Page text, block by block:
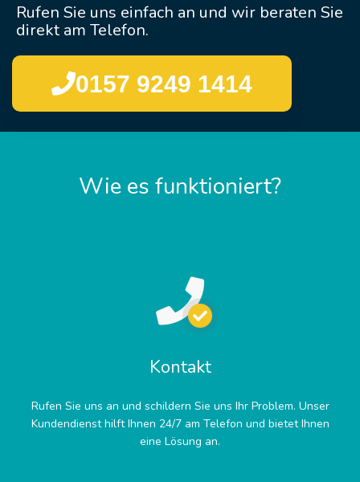
Rufen Sie uns einfach an und wir beraten Sie
direkt am Telefon.
0157 9249 1414
Wie es funktioniert?
Kontakt
Rufen Sie uns an und schildern Sie uns Ihr Problem. Unser
Kundendienst hilft Ihnen 24/7 am Telefon und bietet Ihnen
eine Lösung an.